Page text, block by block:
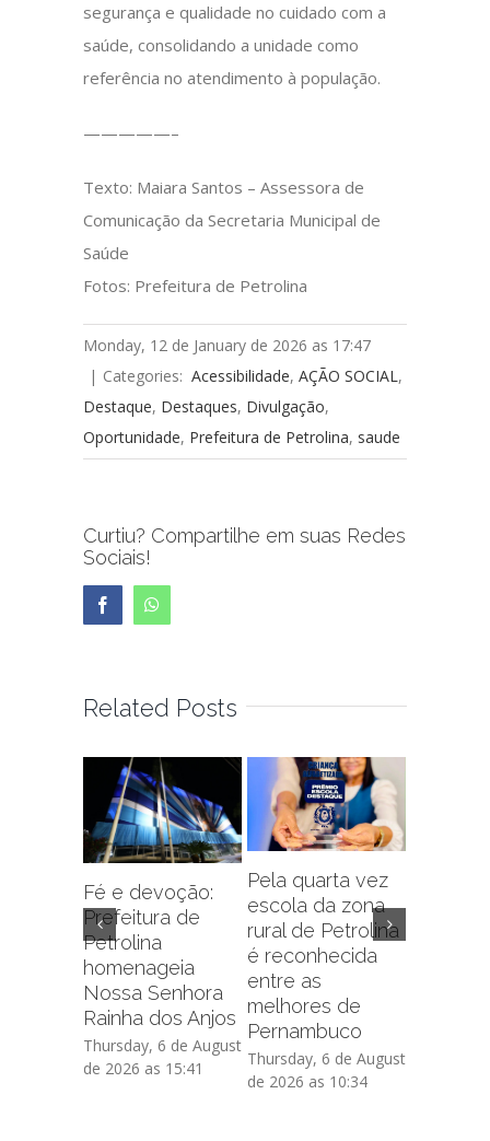
segurança e qualidade no cuidado com a
saúde, consolidando a unidade como
referência no atendimento à população.
—————–
Texto: Maiara Santos – Assessora de
Comunicação da Secretaria Municipal de
Saúde
Fotos: Prefeitura de Petrolina
Monday, 12 de January de 2026 as 17:47
| Categories: Acessibilidade,AÇÃO SOCIAL,
Destaque, Destaques, Divulgação,
Oportunidade, Prefeitura de Petrolina, saude
Curtiu? Compartilhe em suas Redes
Sociais!
Facebook
Related Posts
Fé e devoção:
Prefeitura de
Petrolina
homenageia
Nossa Senhora
Rainha dos Anjos
Thursday, 6 de August
de 2026 as 15:41
Pela quarta vez
escola da zona
rural de Petrolina
é reconhecida
entre as
melhores de
Pernambuco
Thursday, 6 de August
de 2026 as 10:34